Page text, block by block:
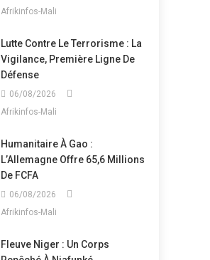
Afrikinfos-Mali
Lutte Contre Le Terrorisme : La
Vigilance, Première Ligne De
Défense
06/08/2026
Afrikinfos-Mali
Humanitaire À Gao :
L’Allemagne Offre 65,6 Millions
De FCFA
06/08/2026
Afrikinfos-Mali
Fleuve Niger : Un Corps